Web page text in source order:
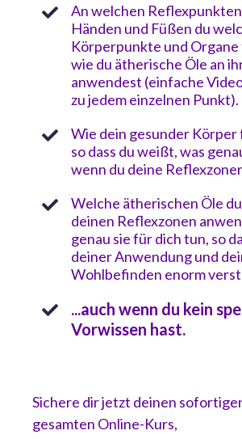
An welchen
Händen und Füßen du
Körperpunkte und
wie du ätherische Öle an
anwendest (einfache
zu jedem einzelnen Punkt).
Wie dein gesunder
so dass du weißt, was
wenn du deine
Welche ätherischen Öle
deinen Reflexzonen
genau sie für dich tun, so
deiner Anwendung und
Wohlbefinden enorm
...auch wenn du kein
Vorwissen hast.
Sichere dir jetzt deinen
gesamten Online-Kurs,